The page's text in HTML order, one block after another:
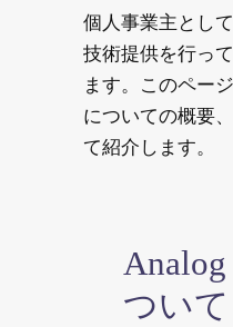
個人事業主とし
技術提供を行っ
ます。このペー
についての概要
て紹介します。
ついて